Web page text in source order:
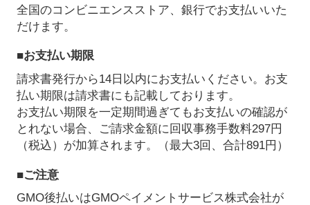
全国のコンビニエンスストア、銀行でお支払いいた
だけます。
■お支払い期限
請求書発行から14日以内にお支払いください。お支
払い期限は請求書にも記載しております。
お支払い期限を一定期間過ぎてもお支払いの確認が
とれない場合、ご請求金額に回収事務手数料297円
（税込）が加算されます。（最大3回、合計891円）
■ご注意
GMO後払いはGMOペイメントサービス株式会社が